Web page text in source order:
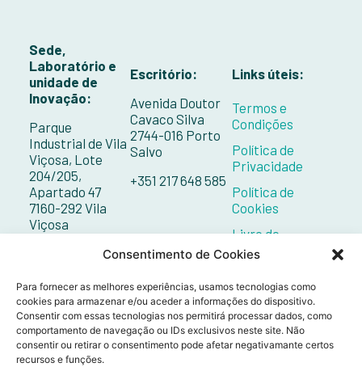
Consentimento de Cookies
Para fornecer as melhores experiências, usamos tecnologias como
cookies para armazenar e/ou aceder a informações do dispositivo.
Consentir com essas tecnologias nos permitirá processar dados, como
comportamento de navegação ou IDs exclusivos neste site. Não
consentir ou retirar o consentimento pode afetar negativamante certos
recursos e funções.
Sede,
Laboratório e
unidade de
Inovação:
Parque
Industrial de Vila
Viçosa, Lote
204/205,
Apartado 47
7160-292 Vila
Viçosa
+351 268 098 132
Escritório:
Avenida Doutor
Cavaco Silva
2744-016 Porto
Salvo
+351 217 648 585
Links úteis:
Termos e
Condições
Política de
Privacidade
Política de
Cookies
Livro de
Reclamações